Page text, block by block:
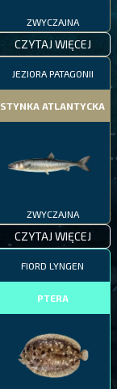
ZWYCZAJNA
CZYTAJ WIĘCEJ
JEZIORA PATAGONII
STYNKA ATLANTYCKA
ZWYCZAJNA
CZYTAJ WIĘCEJ
FIORD LYNGEN
PTERA